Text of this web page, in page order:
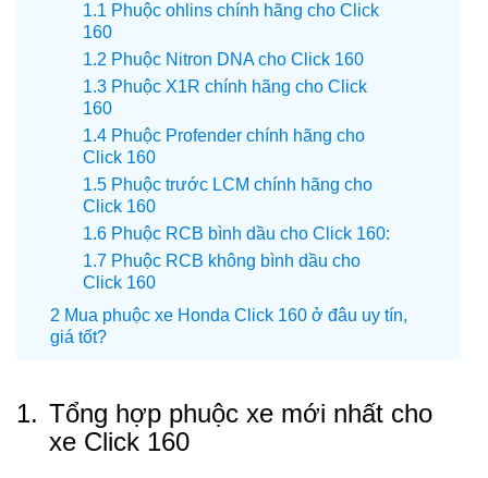
Phuộc ohlins chính hãng cho Click
160
Phuộc Nitron DNA cho Click 160
Phuộc X1R chính hãng cho Click
160
Phuộc Profender chính hãng cho
Click 160
Phuộc trước LCM chính hãng cho
Click 160
Phuộc RCB bình dầu cho Click 160:
Phuộc RCB không bình dầu cho
Click 160
Mua phuộc xe Honda Click 160 ở đâu uy tín,
giá tốt?
1. Tổng hợp phuộc xe mới nhất cho
xe Click 160